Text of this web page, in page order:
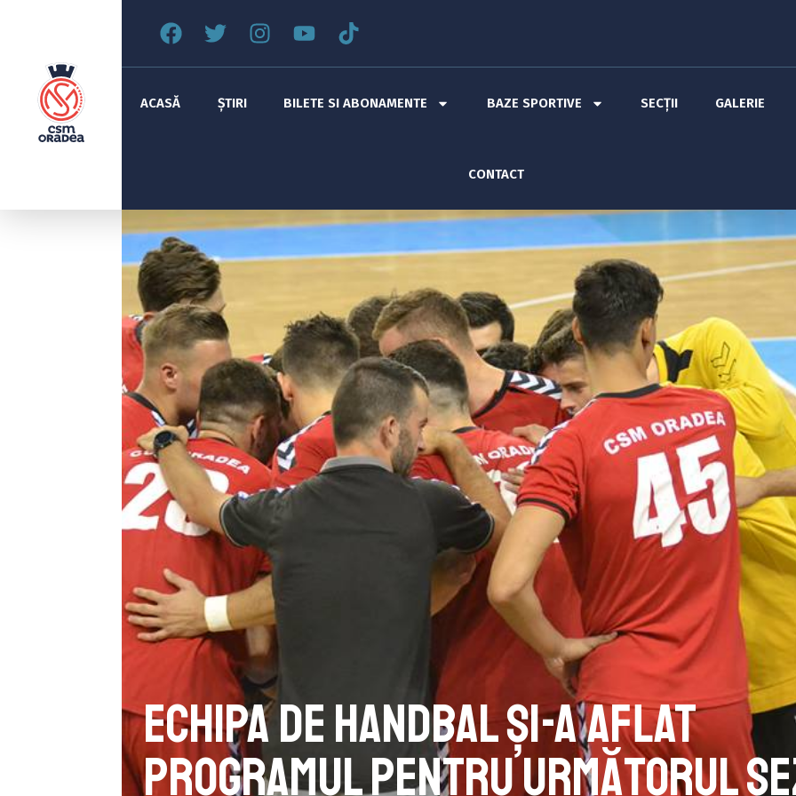
ACASĂ ȘTIRI BILETE SI ABONAMENTE BAZE SPORTIVE SECȚII GALERIE
CONTACT
Echipa de handbal și-a aflat
programul pentru următorul